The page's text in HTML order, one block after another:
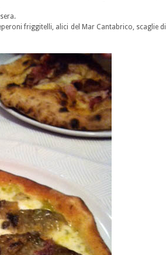
friggitelli, alici del Mar Cantabrico, scaglie di